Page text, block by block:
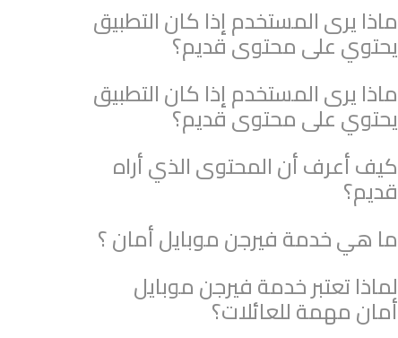
ماذا يرى المستخدم إذا كان التطبيق
يحتوي على محتوى قديم؟
ماذا يرى المستخدم إذا كان التطبيق
يحتوي على محتوى قديم؟
كيف أعرف أن المحتوى الذي أراه
قديم؟
ما هي خدمة فيرجن موبايل أمان ؟
لماذا تعتبر خدمة فيرجن موبايل
أمان مهمة للعائلات؟